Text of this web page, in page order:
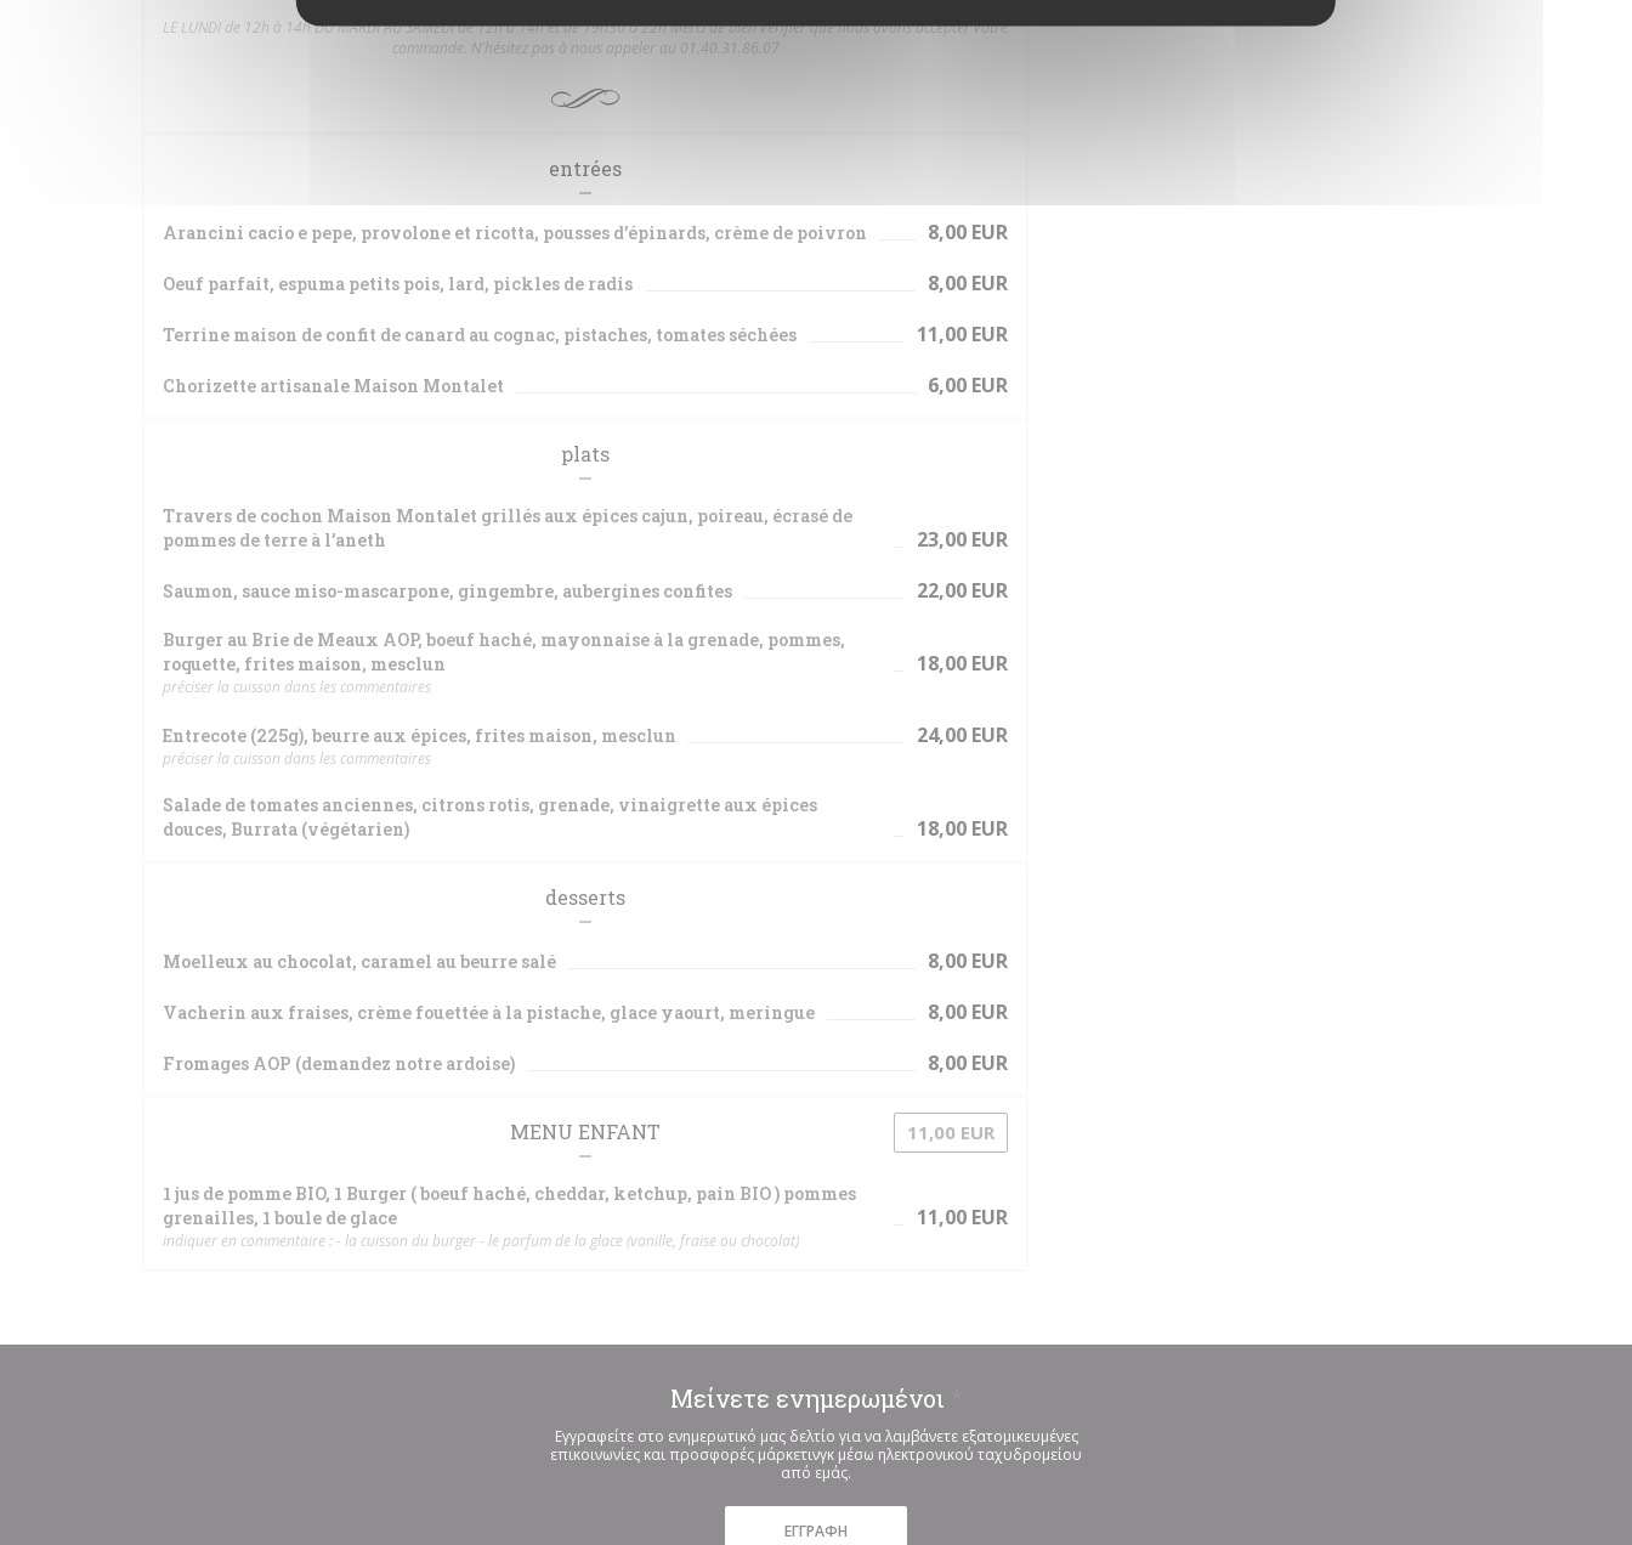
LE LUNDI de 12h à 14h DU MARDI AU SAMEDI de 12h à 14h et de 19h30 à 22h Merci de bien vérifier que nous avons accepter votre
commande. N'hésitez pas à nous appeler au 01.40.31.86.07
entrées
Arancini cacio e pepe, provolone et ricotta, pousses d’épinards, crème de poivron 8,00 EUR
Oeuf parfait, espuma petits pois, lard, pickles de radis 8,00 EUR
Terrine maison de confit de canard au cognac, pistaches, tomates séchées 11,00 EUR
Chorizette artisanale Maison Montalet 6,00 EUR
plats
Travers de cochon Maison Montalet grillés aux épices cajun, poireau, écrasé de
pommes de terre à l’aneth
23,00 EUR
Saumon, sauce miso-mascarpone, gingembre, aubergines confites 22,00 EUR
Burger au Brie de Meaux AOP, boeuf haché, mayonnaise à la grenade, pommes,
roquette, frites maison, mesclun
18,00 EUR
préciser la cuisson dans les commentaires
Entrecote (225g), beurre aux épices, frites maison, mesclun 24,00 EUR
préciser la cuisson dans les commentaires
Salade de tomates anciennes, citrons rotis, grenade, vinaigrette aux épices
douces, Burrata (végétarien)
18,00 EUR
desserts
Moelleux au chocolat, caramel au beurre salé 8,00 EUR
Vacherin aux fraises, crème fouettée à la pistache, glace yaourt, meringue 8,00 EUR
Fromages AOP (demandez notre ardoise) 8,00 EUR
MENU ENFANT 11,00 EUR
1 jus de pomme BIO, 1 Burger ( boeuf haché, cheddar, ketchup, pain BIO ) pommes
grenailles, 1 boule de glace
11,00 EUR
indiquer en commentaire : - la cuisson du burger - le parfum de la glace (vanille, fraise ou chocolat)
Μείνετε ενημερωμένοι
Εγγραφείτε στο ενημερωτικό μας δελτίο για να λαμβάνετε εξατομικευμένες
επικοινωνίες και προσφορές μάρκετινγκ μέσω ηλεκτρονικού ταχυδρομείου
από εμάς.
ΕΓΓΡΑΦΉ